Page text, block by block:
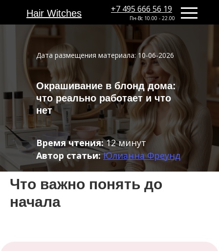
Hair Witches +7 495 666 56 19
Пн-Вс 10.00 - 22.00
Hair Witches +7 495 666 56 19
Окрашивание в блонд дома:
что реально работает и что
нет
Время чтения:12 минут
Автор статьи: Юлианна Фреунд
Дата размещения материала: 10-06-2026
Что важно понять до
начала